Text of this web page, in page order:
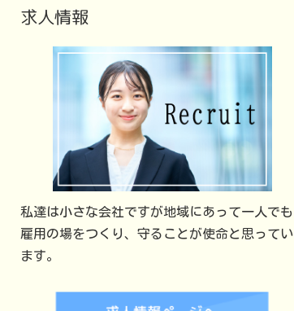
求人情報
私達は小さな会社ですが地域にあって一人でも
雇用の場をつくり、守ることが使命と思ってい
ます。